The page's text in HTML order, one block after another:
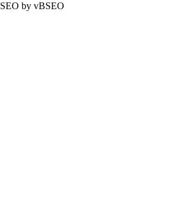
SEO by vBSEO